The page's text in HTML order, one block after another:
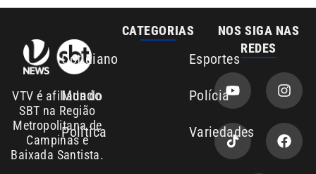
VTV é afiliada do
SBT na Região
Metropolitana de
Campinas e
Baixada Santista.
CATEGORIAS
Cotidiano Esportes
Mundo Polícia
Política Variedades
NOS SIGA NAS
REDES